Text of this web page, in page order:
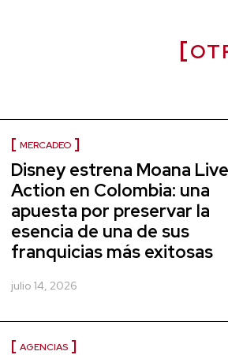
MERCADEO
Disney estrena Moana Live
Action en Colombia: una
apuesta por preservar la
esencia de una de sus
franquicias más exitosas
julio 14, 2026
AGENCIAS